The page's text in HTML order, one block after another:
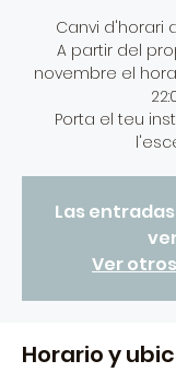
Canvi d'horari
A partir del
novembre el
Porta el teu
Las
Ver
Horario y